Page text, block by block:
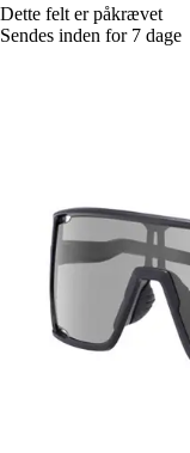
Dette felt er påkrævet
Sendes inden for 7 dage